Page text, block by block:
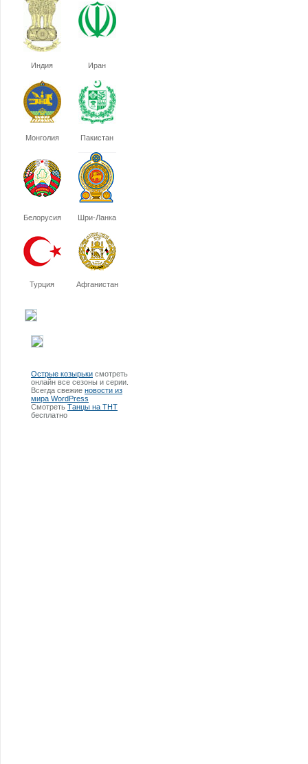
Индия Иран
Монголия Пакистан
Белорусия Шри-Ланка
Турция Афганистан
Острые козырьки смотреть
онлайн все сезоны и серии.
Всегда свежие новости из
мира WordPress
Смотреть Танцы на ТНТ
бесплатно